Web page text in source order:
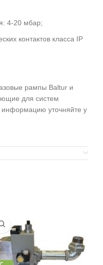
4-20 мбар;
контактов класса IP
рампы Baltur и
для систем
информацию уточняйте у